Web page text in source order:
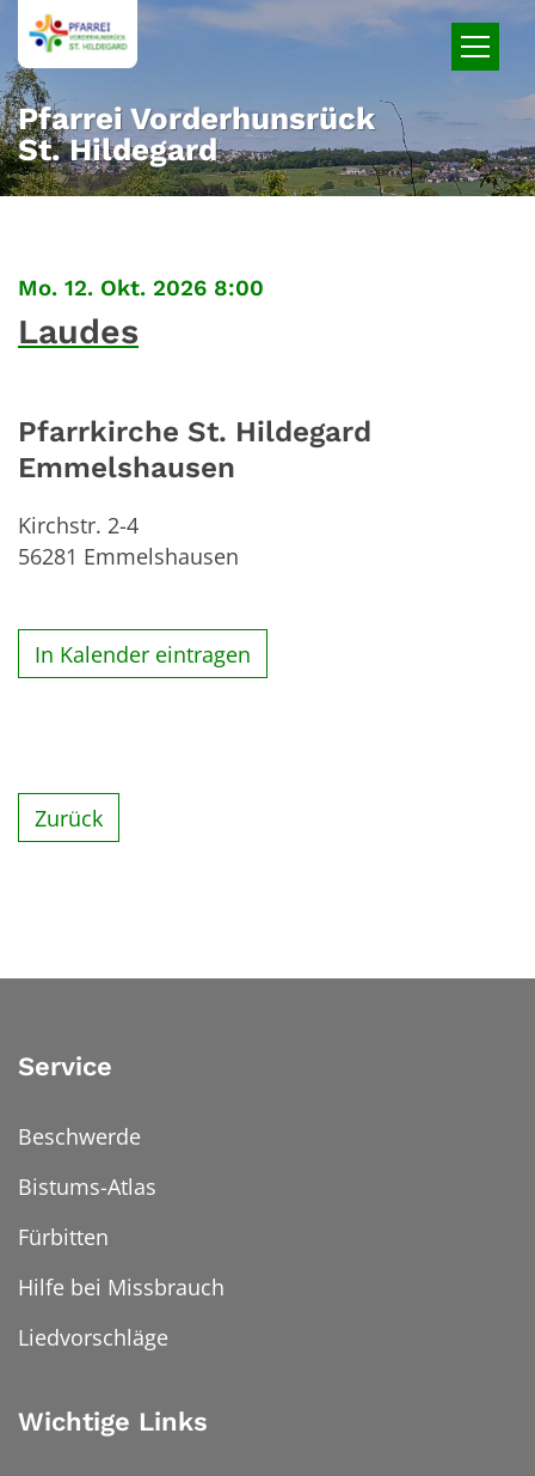
Zum Inhalt springen
Pfarrei Vorderhunsrück
St. Hildegard
Mo. 12. Okt. 2026 8:00
Laudes
Pfarrkirche St. Hildegard
Emmelshausen
Kirchstr. 2-4
56281 Emmelshausen
In Kalender eintragen
Zurück
Service
Beschwerde
Bistums-Atlas
Fürbitten
Hilfe bei Missbrauch
Liedvorschläge
Wichtige Links